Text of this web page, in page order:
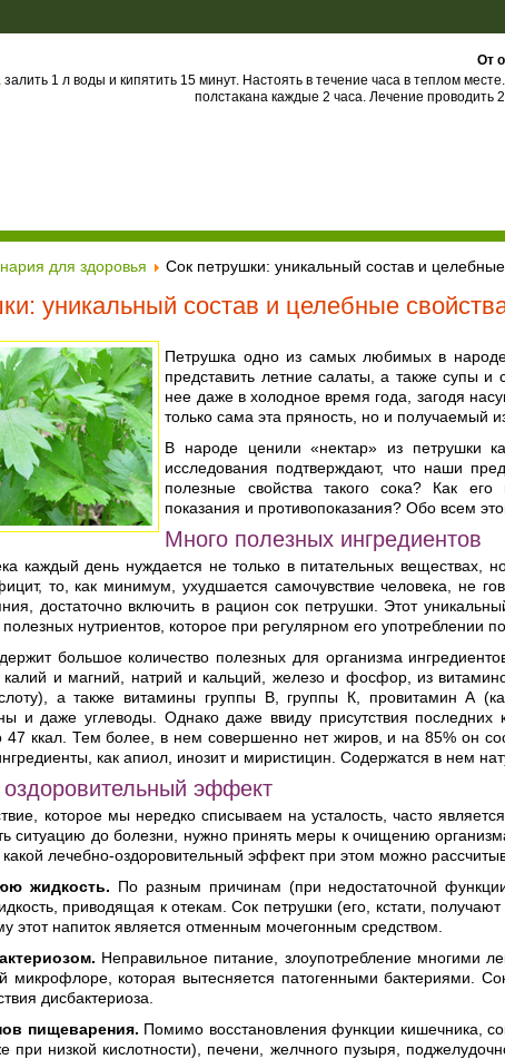
От
залить 1 л воды и кипятить 15 минут. Настоять в течение часа в теплом
полстакана каждые 2 часа. Лечение проводить
для здоровья Сок петрушки: уникальный состав и целебные
уникальный состав и целебные
Петрушка одно из самых любимых в
представить летние салаты, а также супы
нее даже в холодное время года, загодя
только сама эта пряность, но и получаемый
В народе ценили «нектар» из петрушки
исследования подтверждают, что наши
полезные свойства такого сока? Как
показания и противопоказания? Обо всем
Много полезных ингредиентов
каждый день нуждается не только в питательных веществах,
то, как минимум, ухудшается самочувствие человека, не
достаточно включить в рацион сок петрушки. Этот
полезных нутриентов, которое при регулярном его употреблении
большое количество полезных для организма
и магний, натрий и кальций, железо и фосфор, из
а также витамины группы В, группы К, провитамин А
и даже углеводы. Однако даже ввиду присутствия
47 ккал. Тем более, в нем совершенно нет жиров, и на 85% он
как апиол, инозит и миристицин. Содержатся в нем
эффект
которое мы нередко списываем на усталость, часто
ситуацию до болезни, нужно принять меры к очищению
лечебно-оздоровительный эффект при этом можно
жидкость. По разным причинам (при недостаточной
приводящая к отекам. Сок петрушки (его, кстати,
этот напиток является отменным мочегонным средством.
Неправильное питание, злоупотребление многими
микрофлоре, которая вытесняется патогенными бактериями.
дисбактериоза.
пищеварения. Помимо восстановления функции кишечника,
при низкой кислотности), печени, желчного пузыря,